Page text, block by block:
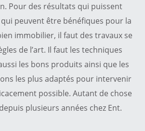
Pour des résultats qui puissent
peuvent être bénéfiques pour la
immobilier, il faut des travaux se
de l’art. Il faut les techniques
les bons produits ainsi que les
les plus adaptés pour intervenir
possible. Autant de chose
plusieurs années chez Ent.